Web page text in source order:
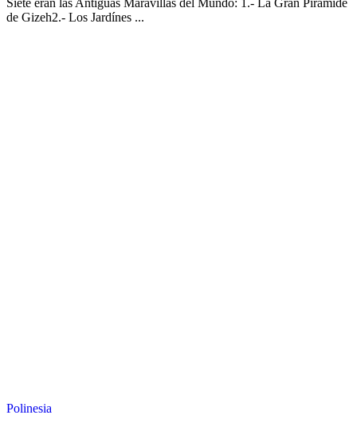
Siete eran las Antiguas Maravillas del Mundo: 1.- La Gran Pirámide
de Gizeh2.- Los Jardínes ...
Polinesia